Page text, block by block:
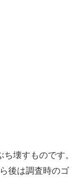
壊すものです。
後は調査時のゴ